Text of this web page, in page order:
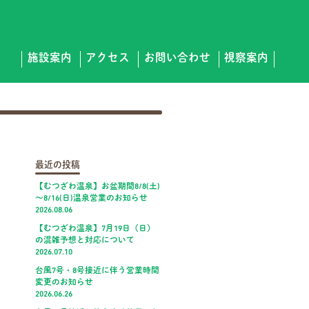
施設案内 アクセス お問い合わせ 視察案内
最近の投稿
【むつざわ温泉】お盆期間8/8(土)
～8/16(日)温泉営業のお知らせ
2026.08.06
【むつざわ温泉】7月19日（日）
の混雑予想と対応について
2026.07.10
台風7号・8号接近に伴う営業時間
変更のお知らせ
2026.06.26